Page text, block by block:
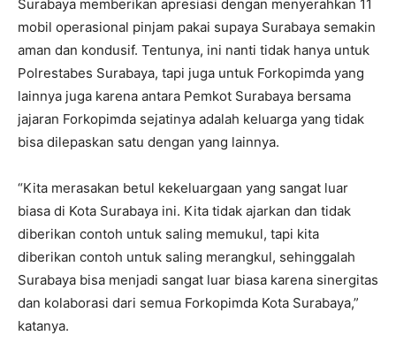
Surabaya memberikan apresiasi dengan menyerahkan 11
mobil operasional pinjam pakai supaya Surabaya semakin
aman dan kondusif. Tentunya, ini nanti tidak hanya untuk
Polrestabes Surabaya, tapi juga untuk Forkopimda yang
lainnya juga karena antara Pemkot Surabaya bersama
jajaran Forkopimda sejatinya adalah keluarga yang tidak
bisa dilepaskan satu dengan yang lainnya.
“Kita merasakan betul kekeluargaan yang sangat luar
biasa di Kota Surabaya ini. Kita tidak ajarkan dan tidak
diberikan contoh untuk saling memukul, tapi kita
diberikan contoh untuk saling merangkul, sehinggalah
Surabaya bisa menjadi sangat luar biasa karena sinergitas
dan kolaborasi dari semua Forkopimda Kota Surabaya,”
katanya.